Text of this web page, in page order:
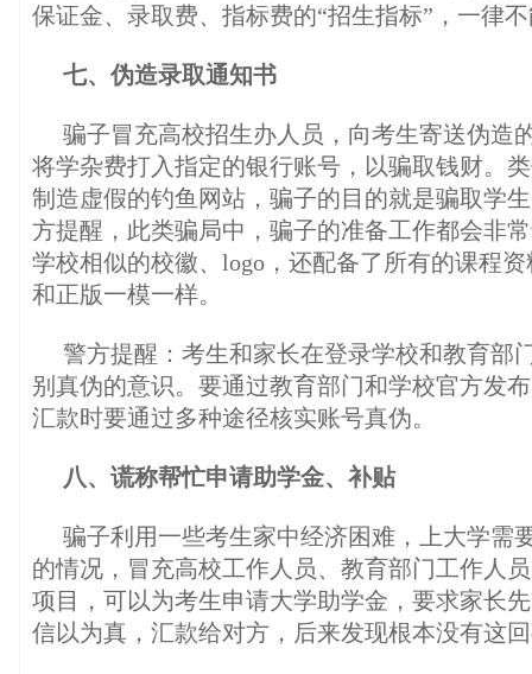
保证金、录取费、指标费的“招生指标”，一律
七、伪造录取通知书
骗子冒充高校招生办人员，向考生寄送伪造
将学杂费打入指定的银行账号，以骗取钱财。
制造虚假的钓鱼网站，骗子的目的就是骗取学
方提醒，此类骗局中，骗子的准备工作都会非
学校相似的校徽、logo，还配备了所有的课程
和正版一模一样。
警方提醒：考生和家长在登录学校和教育部
别真伪的意识。要通过教育部门和学校官方发
汇款时要通过多种途径核实账号真伪。
八、谎称帮忙申请助学金、补贴
骗子利用一些考生家中经济困难，上大学需
的情况，冒充高校工作人员、教育部门工作人
项目，可以为考生申请大学助学金，要求家长
信以为真，汇款给对方，后来发现根本没有这